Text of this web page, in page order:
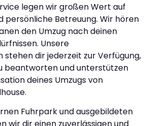
legen wir großen Wert auf
persönliche Betreuung. Wir hören
den Umzug nach deinen
Unsere
stehen dir jederzeit zur Verfügung,
beantworten und unterstützen
deines Umzugs von
Fuhrpark und ausgebildeten